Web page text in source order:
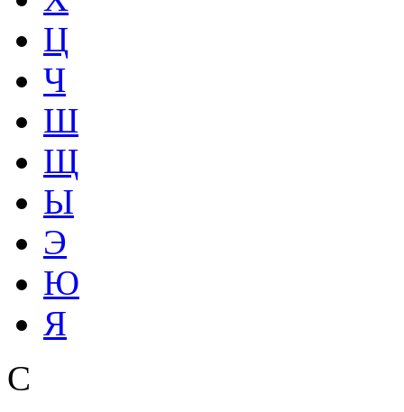
Ц
Ч
Ш
Щ
Ы
Э
Ю
Я
С